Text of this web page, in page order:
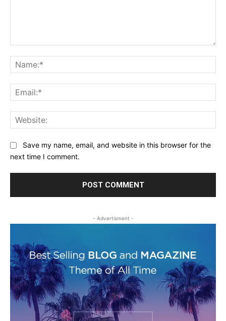
Save my name, email, and website in this browser for the
next time I comment.
- Advertisment -